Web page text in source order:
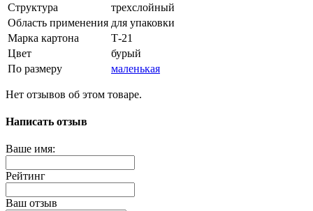
Структура
трехслойный
Область применения для упаковки
Марка картона
Т-21
Цвет
бурый
По размеру
маленькая
Нет отзывов об этом товаре.
Написать отзыв
Ваше имя:
Рейтинг
Ваш отзыв